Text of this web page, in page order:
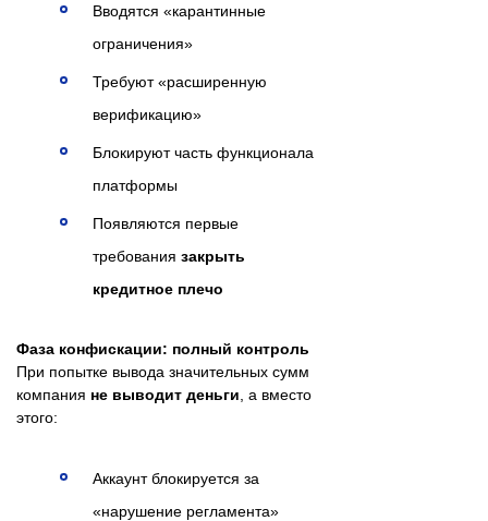
Вводятся «карантинные
ограничения»
Требуют «расширенную
верификацию»
Блокируют часть функционала
платформы
Появляются первые
требования закрыть
кредитное плечо
Фаза конфискации: полный контроль
При попытке вывода значительных сумм
компания не выводит деньги , а вместо
этого:
Аккаунт блокируется за
«нарушение регламента»